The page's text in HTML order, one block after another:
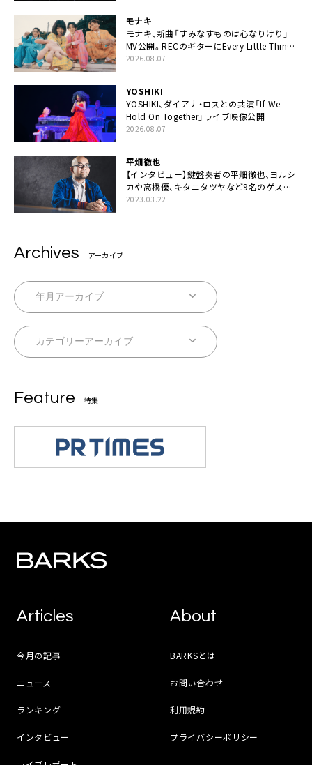
モナキ
モナキ、新曲「すみなすものは心なりけり」
MV公開。RECのギターにEvery Little Thing・
伊藤一朗参加も
2026.08.07
YOSHIKI
YOSHIKI、ダイアナ・ロスとの共演「If We
Hold On Together」ライブ映像公開
2026.08.07
平畑徹也
【インタビュー】鍵盤奏者の平畑徹也、ヨルシ
カや高橋優、キタニタツヤなど9名のゲスト
を迎えた初アルバムに音楽人生の総括「自分
2023.03.22
Archives アーカイブ
Feature 特集
Articles
今月の記事
ニュース
ランキング
インタビュー
About
BARKSとは
お問い合わせ
利用規約
プライバシーポリシー